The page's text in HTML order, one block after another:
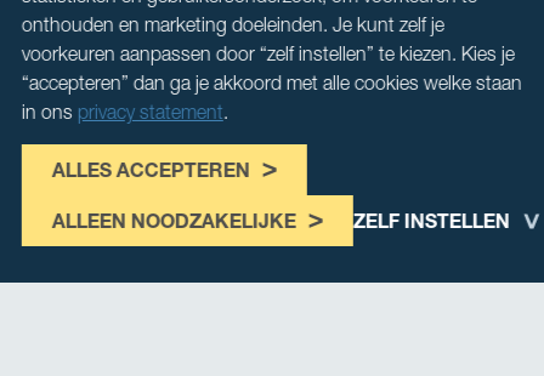
onthouden en marketing doeleinden. Je kunt zelf je
voorkeuren aanpassen door “zelf instellen” te kiezen. Kies je
“accepteren” dan ga je akkoord met alle cookies welke staan
in ons privacy statement.
ALLES ACCEPTEREN
ALLEEN NOODZAKELIJKE ZELF INSTELLEN